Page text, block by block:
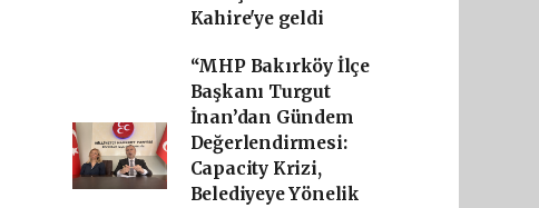
Kahire'ye geldi
“MHP Bakırköy İlçe
Başkanı Turgut
İnan’dan Gündem
Değerlendirmesi:
Capacity Krizi,
Belediyeye Yönelik